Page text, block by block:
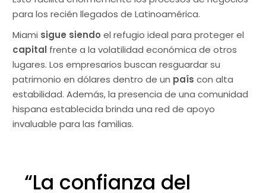
para los recién llegados de Latinoamérica.
Miami sigue siendo el refugio ideal para proteger el
capital frente a la volatilidad económica de otros
lugares. Los empresarios buscan resguardar su
patrimonio en dólares dentro de un país con alta
estabilidad. Además, la presencia de una comunidad
hispana establecida brinda una red de apoyo
invaluable para las familias.
“La confianza del